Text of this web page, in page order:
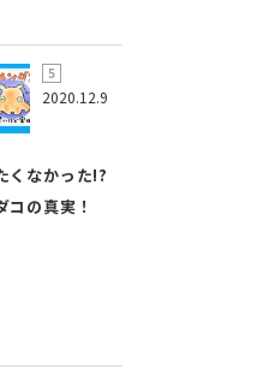
2020.12.9
くなかった!?
コの真実！